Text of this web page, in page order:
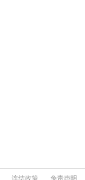
连结政策
免责声明